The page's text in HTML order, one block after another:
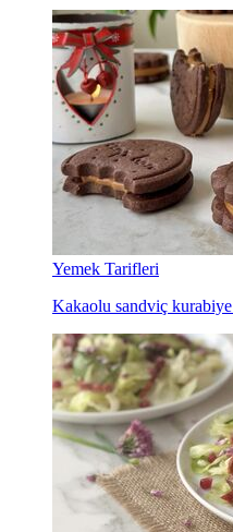
Yemek Tarifleri
Kakaolu sandviç kurabiye